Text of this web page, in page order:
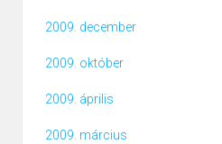
2009. december
2009. október
2009. április
2009. március